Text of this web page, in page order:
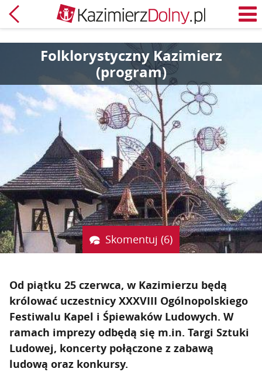
Powrót
Folklorystyczny Kazimierz
(program)
Skomentuj (6)
Od piątku 25 czerwca, w Kazimierzu będą
królować uczestnicy XXXVIII Ogólnopolskiego
Festiwalu Kapel i Śpiewaków Ludowych. W
ramach imprezy odbędą się m.in. Targi Sztuki
Ludowej, koncerty połączone z zabawą
ludową oraz konkursy.